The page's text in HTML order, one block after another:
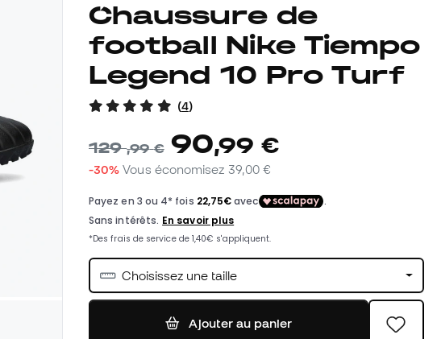
Chaussure de
football Nike Tiempo
Legend 10 Pro Turf
(4)
129,99 € 90,99 €
-30% Vous économisez 39,00 €
Choisissez une taille
Ajouter au panier